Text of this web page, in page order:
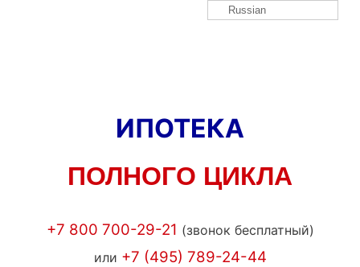
ИПОТЕКА
ПОЛНОГО ЦИКЛА
+7 800 700-29-21 (звонок бесплатный)
или +7 (495) 789-24-44
Russian